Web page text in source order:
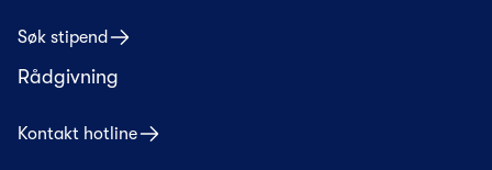
Søk stipend
Rådgivning
Kontakt hotline